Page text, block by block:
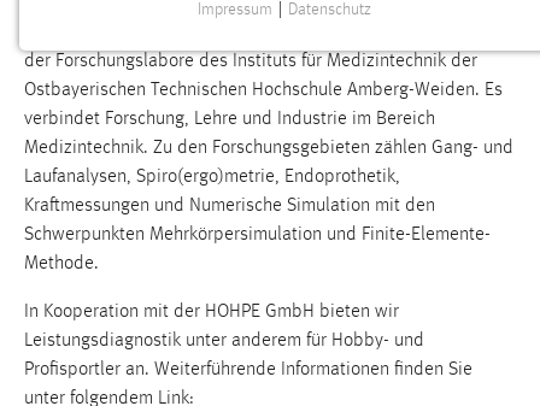
der Forschungslabore des Instituts für Medizintechnik der
Ostbayerischen Technischen Hochschule Amberg-Weiden. Es
verbindet Forschung, Lehre und Industrie im Bereich
Medizintechnik. Zu den Forschungsgebieten zählen Gang- und
Laufanalysen, Spiro(ergo)metrie, Endoprothetik,
Kraftmessungen und Numerische Simulation mit den
Schwerpunkten Mehrkörpersimulation und Finite-Elemente-
Methode.
In Kooperation mit der HOHPE GmbH bieten wir
Leistungsdiagnostik unter anderem für Hobby- und
Profisportler an. Weiterführende Informationen finden Sie
unter folgendem Link:
Notwendige Cookies ermöglichen grundlegende
Funktionen und sind für die einwandfreie Funktion der
Website erforderlich.
Einverständnis
Name:
cookie_consent
Zweck:
Dieser Cookie speichert die ausgewählten Einverständnis-
Optionen des Benutzers
Cookie Laufzeit:
Impressum Datenschutz